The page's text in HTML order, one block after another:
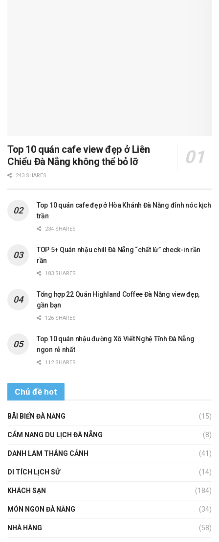
Top 10 quán cafe view đẹp ở Liên
Chiểu Đà Nẵng không thể bỏ lỡ
243 SHARES
Top 10 quán cafe đẹp ở Hòa Khánh Đà Nẵng đỉnh nóc kịch
trần
234 SHARES
TOP 5+ Quán nhậu chill Đà Nẵng “chất lừ” check-in rần
rần
183 SHARES
Tổng hợp 22 Quán Highland Coffee Đà Nẵng view đẹp,
gần bạn
126 SHARES
Top 10 quán nhậu đường Xô Viết Nghệ Tĩnh Đà Nẵng
ngon rẻ nhất
112 SHARES
Chủ đề hot
BÃI BIỂN ĐÀ NẴNG (15)
CẨM NANG DU LỊCH ĐÀ NẴNG (8)
DANH LAM THẮNG CẢNH (41)
DI TÍCH LỊCH SỬ (14)
KHÁCH SẠN (184)
MÓN NGON ĐÀ NẴNG (34)
NHÀ HÀNG (58)